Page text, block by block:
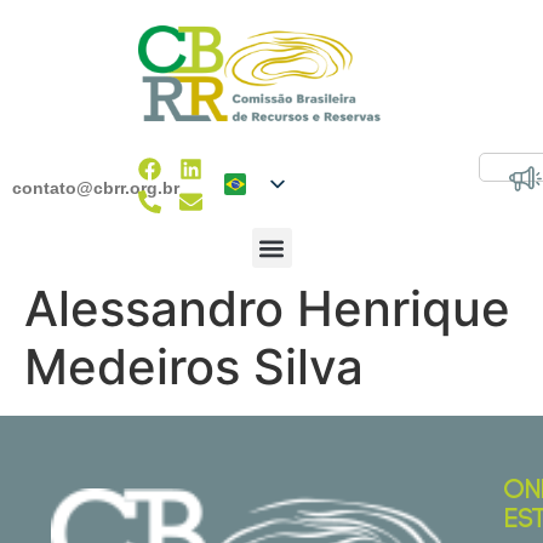
contato@cbrr.org.br
Alessandro Henrique
Medeiros Silva